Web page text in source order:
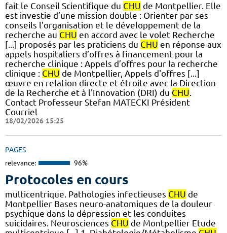
fait le Conseil Scientifique du CHU de Montpellier. Elle
est investie d’une mission double : Orienter par ses
conseils l'organisation et le développement de la
recherche au CHU en accord avec le volet Recherche
[...] proposés par les praticiens du CHU en réponse aux
appels hospitaliers d’offres à financement pour la
recherche clinique : Appels d’offres pour la recherche
clinique : CHU de Montpellier, Appels d'offres [...]
œuvre en relation directe et étroite avec la Direction
de la Recherche et à l'Innovation (DRI) du CHU
Contact Professeur Stefan MATECKI Président
Courriel
18/02/2026 15:25
PAGES
relevance: 96%
Protocoles en cours
multicentrique. Pathologies infectieuses CHU de
Montpellier Bases neuro-anatomiques de la douleur
psychique dans la dépression et les conduites
suicidaires. Neurosciences CHU de Montpellier Etude